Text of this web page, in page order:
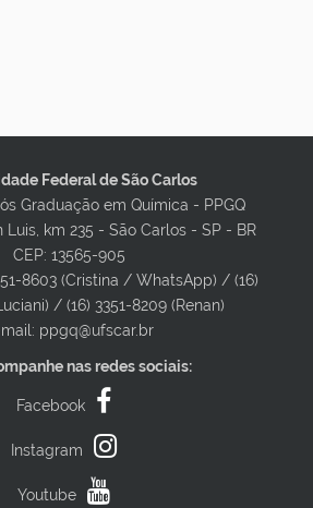
Federal de São Carlos
Graduação em Química - PPGQ
Luis, km 235 - São Carlos - SP - BR
CEP: 13565-905
8603 (Cristina / WhatsApp) / (16)
/ (16) 3351-8209 (Renan)
ppgq@ufscar.br
nas redes sociais:
Facebook
Instagram
Youtube